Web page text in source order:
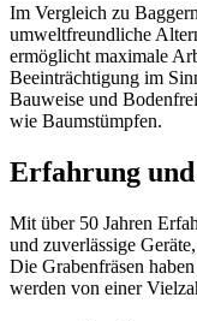
Im Vergleich zu
umweltfreundliche
ermöglicht maximale
Beeinträchtigung im
Bauweise und
wie Baumstümpfen.
Erfahrung
Mit über 50 Jahren
und zuverlässige
Die Grabenfräsen
werden von einer